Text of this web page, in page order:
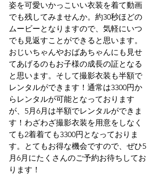
姿を可愛いかっこいい衣装を着て動画
でも残してみませんか。約30秒ほどの
ムービーとなりますので、気軽にいつ
でも見返すことができると思います。
おじいちゃんやおばあちゃんにも見せ
てあげるのもお子様の成長の証となる
と思います。そして撮影衣装も半額で
レンタルができます！通常は3300円か
らレンタルが可能となっております
が、5月6月は半額でレンタルができま
す！わざわざ撮影衣装を用意をしなく
ても2着着ても3300円となっておりま
す。とてもお得な機会ですので、ぜひ5
月6月にたくさんのご予約お待ちしてお
ります！